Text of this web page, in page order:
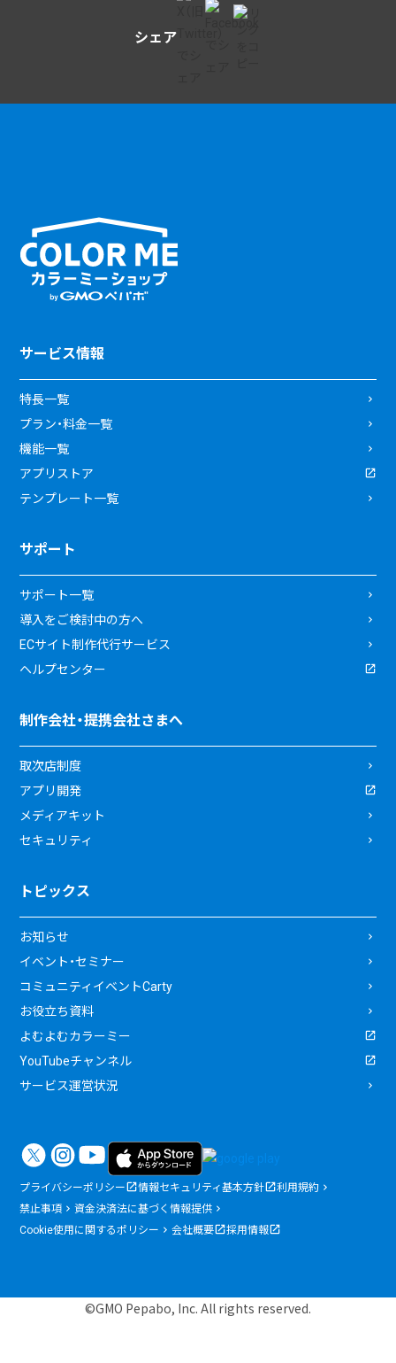
シェア
サービス情報
特長一覧
プラン・料金一覧
機能一覧
アプリストア
テンプレート一覧
サポート
サポート一覧
導入をご検討中の方へ
ECサイト制作代行サービス
ヘルプセンター
制作会社・提携会社さまへ
取次店制度
アプリ開発
メディアキット
セキュリティ
トピックス
お知らせ
イベント・セミナー
コミュニティイベントCarty
お役立ち資料
よむよむカラーミー
YouTubeチャンネル
サービス運営状況
プライバシーポリシー 情報セキュリティ基本方針
利用規約
禁止事項
資金決済法に基づく情報提供
Cookie使用に関するポリシー
会社概要 採用情報
©GMO Pepabo, Inc. All rights reserved.